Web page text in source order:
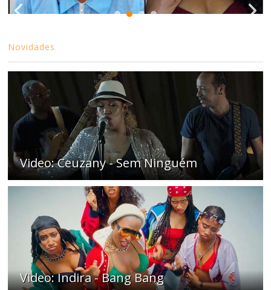
Novidades
Video: Ceuzany - Sem Ninguém
Video: Indira - Bang Bang